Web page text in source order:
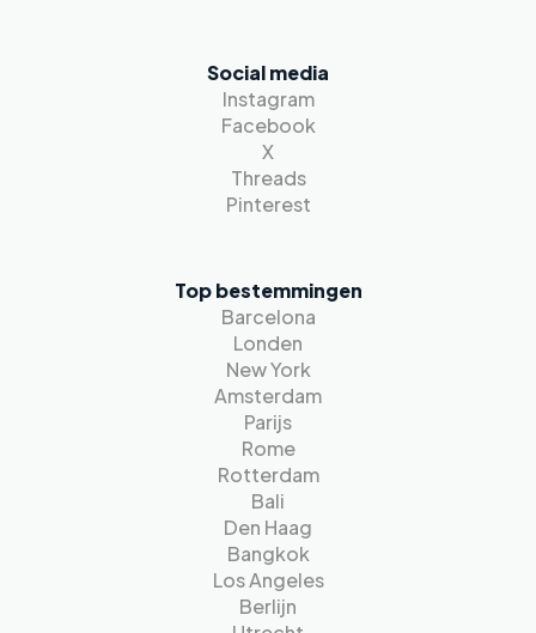
Social media
Instagram
Facebook
X
Threads
Pinterest
Top bestemmingen
Barcelona
Londen
New York
Amsterdam
Parijs
Rome
Rotterdam
Bali
Den Haag
Bangkok
Los Angeles
Berlijn